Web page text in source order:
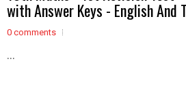
with Answer Keys - English And
0 comments
...